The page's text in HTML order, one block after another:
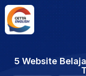
5 Website